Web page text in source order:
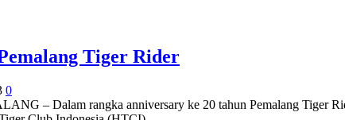
Tiger Rider
0
– Dalam rangka anniversary ke 20 tahun Pemalang Tiger